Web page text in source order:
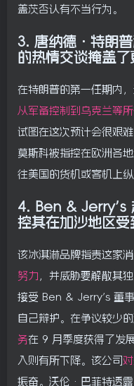
盖茨否认有不当行为。
3. 唐纳德·特朗
的热情交谈掩盖了
在特朗普的第一任期内
从军备控制到乌克兰等
试图在这次预计会很艰
莫斯科被指控在欧洲各
往美国的货机或客机上
4. Ben & Jerry’s
控其在加沙地区受
该冰淇淋品牌指责这家
努力 ，并威胁要解散其
接受 Ben & Jerry’s 董
自己辩护。在争议较少
务在 9 月季度获得了发
入则有所下降。该公司
振奋。沃伦·巴菲特透露